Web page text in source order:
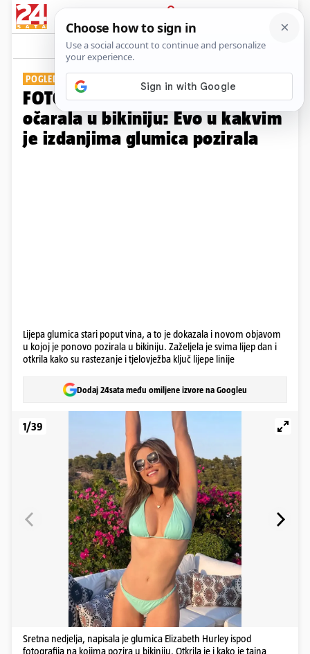
PRIJAVA
Galerija Komentari
POGLEDAJTE GALERIJU
FOTO Elizabeth Hurley (60) je
očarala u bikiniju: Evo u kakvim
je izdanjima glumica pozirala
Lijepa glumica stari poput vina, a to je dokazala i novom objavom
u kojoj je ponovo pozirala u bikiniju. Zaželjela je svima lijep dan i
otkrila kako su rastezanje i tjelovježba ključ lijepe linije
Dodaj 24sata među omiljene izvore na Googleu
1/39
Sretna nedjelja, napisala je glumica Elizabeth Hurley ispod
fotografija na kojima pozira u bikiniju. Otkrila je i kako je tajna